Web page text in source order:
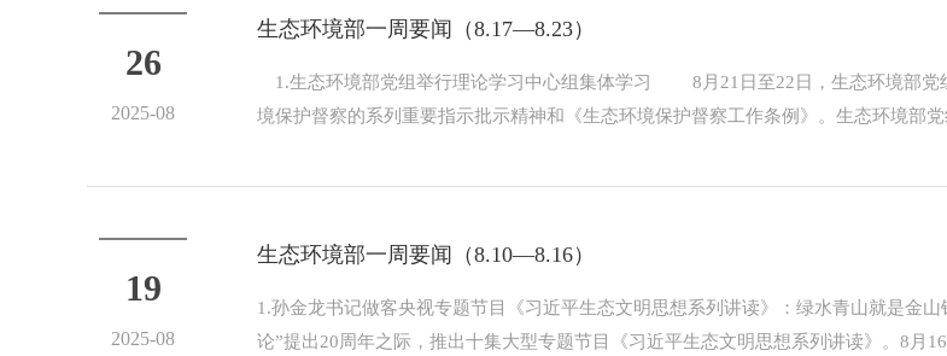
26
2025-08
生态环境部一周要闻（8.17—8.23）
1.生态环境部党组举行理论学习中心组集体学习 8月21日至22日，生态环境部党
境保护督察的系列重要指示批示精神和《生态环境保护督察工作条例》。生态环境部
19
2025-08
生态环境部一周要闻（8.10—8.16）
1.孙金龙书记做客央视专题节目《习近平生态文明思想系列讲读》：绿水青山就是
论”提出20周年之际，推出十集大型专题节目《习近平生态文明思想系列讲读》。8月